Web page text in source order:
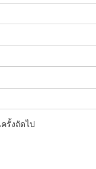
รั้งถัดไป